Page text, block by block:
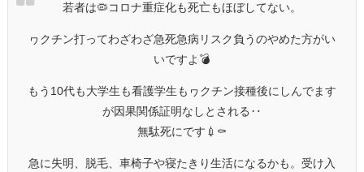
若者は🦠コロナ重症化も死亡もほぼしてない。
ヮクチン打ってわざわざ急死急病リスク負うのやめた方がい
いですよ💣
もう10代も大学生も看護学生もヮクチン接種後にしんでます
が因果関係証明なしとされる‥
無駄死にです💉⚰
急に失明、脱毛、車椅子や寝たきり生活になるかも。受け入